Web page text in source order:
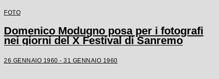
FOTO
Domenico Modugno posa per i fotografi
nei giorni del X Festival di Sanremo
26 GENNAIO 1960 - 31 GENNAIO 1960